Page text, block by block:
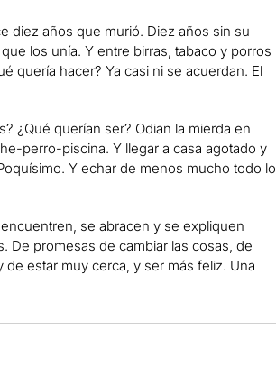
diez años que murió. Diez años sin su
los unía. Y entre birras, tabaco y porros
quería hacer? Ya casi ni se acuerdan. El
¿Qué querían ser? Odian la mierda en
perro-piscina. Y llegar a casa agotado y
Y echar de menos mucho todo lo
se abracen y se expliquen
De promesas de cambiar las cosas, de
estar muy cerca, y ser más feliz. Una